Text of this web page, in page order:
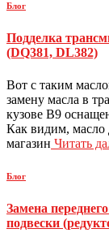
Блог
Подделка
(DQ381, DL382)
Вот с таким
замену масла в
кузове B9
Как видим, масло
магазин Читать
Блог
Замена
подвески